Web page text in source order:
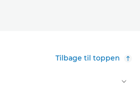
Tilbage til toppen